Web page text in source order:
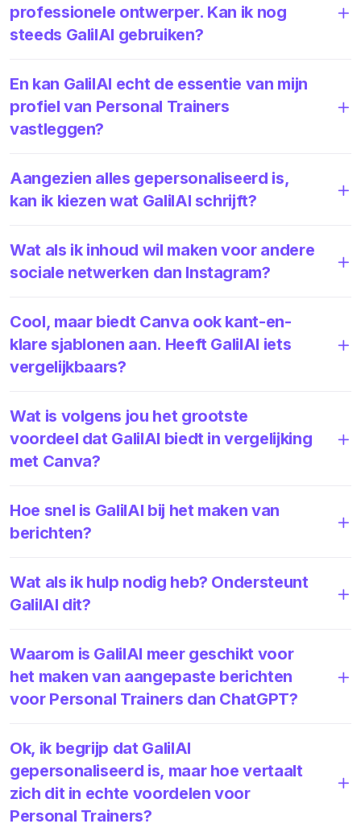
professionele ontwerper. Kan ik nog
steeds GalilAI gebruiken?
En kan GalilAI echt de essentie van mijn
profiel van Personal Trainers
vastleggen?
Aangezien alles gepersonaliseerd is,
kan ik kiezen wat GalilAI schrijft?
Wat als ik inhoud wil maken voor andere
sociale netwerken dan Instagram?
Cool, maar biedt Canva ook kant-en-
klare sjablonen aan. Heeft GalilAI iets
vergelijkbaars?
Wat is volgens jou het grootste
voordeel dat GalilAI biedt in vergelijking
met Canva?
Hoe snel is GalilAI bij het maken van
berichten?
Wat als ik hulp nodig heb? Ondersteunt
GalilAI dit?
Waarom is GalilAI meer geschikt voor
het maken van aangepaste berichten
voor Personal Trainers dan ChatGPT?
Ok, ik begrijp dat GalilAI
gepersonaliseerd is, maar hoe vertaalt
zich dit in echte voordelen voor
Personal Trainers?